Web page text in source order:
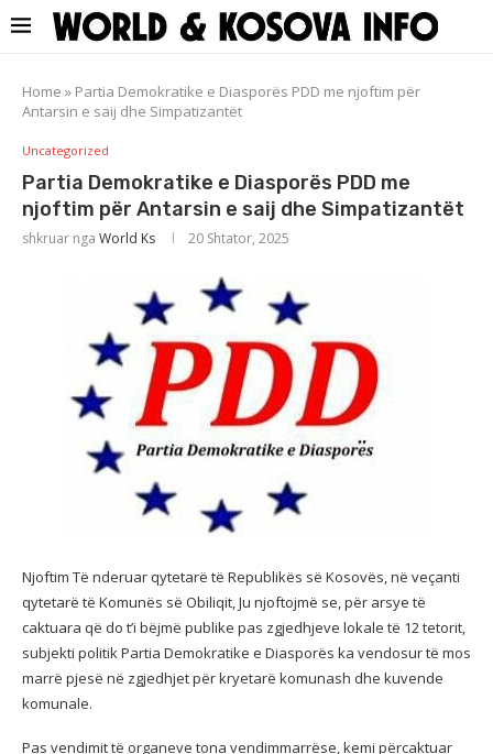
Home » Partia Demokratike e Diasporës PDD me njoftim për
Antarsin e saij dhe Simpatizantët
Uncategorized
Partia Demokratike e Diasporës PDD me
njoftim për Antarsin e saij dhe Simpatizantët
shkruar nga World Ks 20 Shtator, 2025
Njoftim Të nderuar qytetarë të Republikës së Kosovës, në veçanti
qytetarë të Komunës së Obiliqit, Ju njoftojmë se, për arsye të
caktuara që do t’i bëjmë publike pas zgjedhjeve lokale të 12 tetorit,
subjekti politik Partia Demokratike e Diasporës ka vendosur të mos
marrë pjesë në zgjedhjet për kryetarë komunash dhe kuvende
komunale.
Pas vendimit të organeve tona vendimmarrëse, kemi përcaktuar